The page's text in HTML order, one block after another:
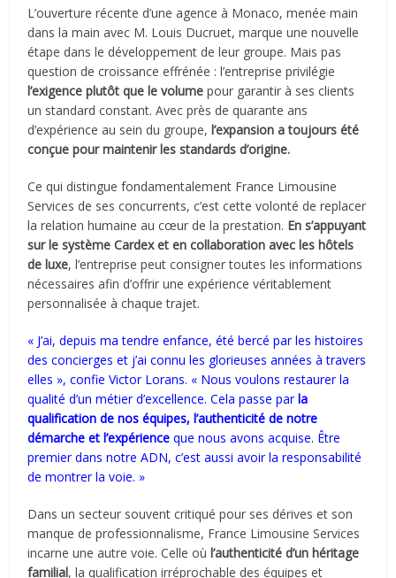
L’ouverture récente d’une agence à Monaco, menée main
dans la main avec M. Louis Ducruet, marque une nouvelle
étape dans le développement de leur groupe. Mais pas
question de croissance effrénée : l’entreprise privilégie
l’exigence plutôt que le volume pour garantir à ses clients
un standard constant. Avec près de quarante ans
d’expérience au sein du groupe,l’expansion a toujours été
conçue pour maintenir les standards d’origine.
Ce qui distingue fondamentalement France Limousine
Services de ses concurrents, c’est cette volonté de replacer
la relation humaine au cœur de la prestation. En s’appuyant
sur le système Cardex et en collaboration avec les hôtels
de luxe, l’entreprise peut consigner toutes les informations
nécessaires afin d’offrir une expérience véritablement
personnalisée à chaque trajet.
« J’ai, depuis ma tendre enfance, été bercé par les histoires
des concierges et j’ai connu les glorieuses années à travers
elles », confie Victor Lorans. « Nous voulons restaurer la
qualité d’un métier d’excellence. Cela passe parla
qualification de nos équipes, l’authenticité de notre
démarche et l’expérience que nous avons acquise. Être
premier dans notre ADN, c’est aussi avoir la responsabilité
de montrer la voie. »
Dans un secteur souvent critiqué pour ses dérives et son
manque de professionnalisme, France Limousine Services
incarne une autre voie. Celle oùl’authenticité d’un héritage
familial, la qualification irréprochable des équipes et